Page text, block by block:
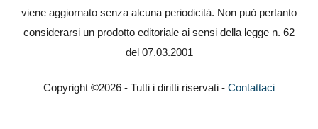
viene aggiornato senza alcuna periodicità. Non può pertanto
considerarsi un prodotto editoriale ai sensi della legge n. 62
del 07.03.2001
Copyright ©2026 - Tutti i diritti riservati - Contattaci